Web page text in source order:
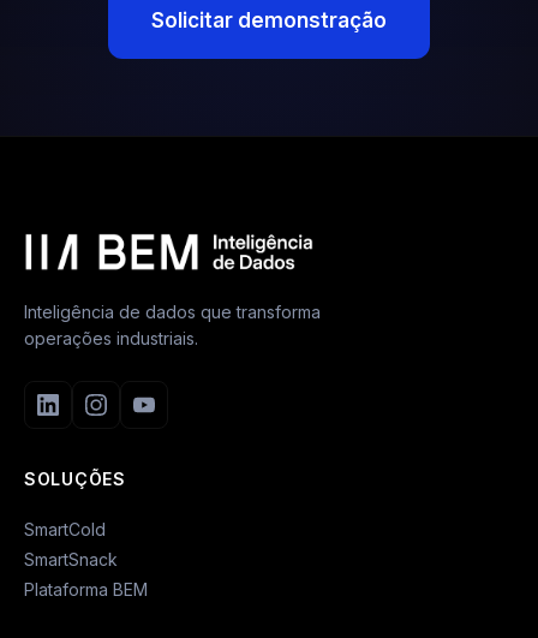
Solicitar demonstração
Inteligência de dados que transforma
operações industriais.
SOLUÇÕES
SmartCold
SmartSnack
Plataforma BEM